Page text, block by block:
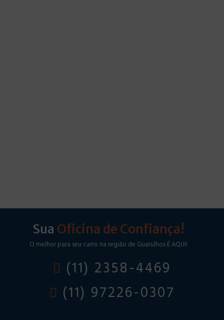
Sua Oficina de Confiança!
O melhor para seu carro na região de Guarulhos É AQUI!
(11) 2358-4469
(11) 97226-0307